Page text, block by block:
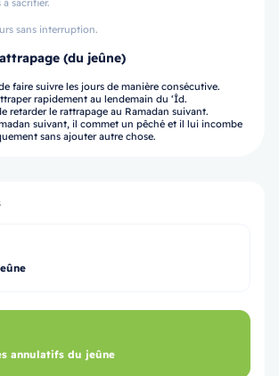
à sacrifier.
sans interruption.
(du jeûne)
faire suivre les jours de manière consécutive.
rapidement au lendemain du ‘Îd.
retarder le rattrapage au Ramadan suivant.
suivant, il commet un pêché et il lui incombe
sans ajouter autre chose.
annulatifs du jeûne